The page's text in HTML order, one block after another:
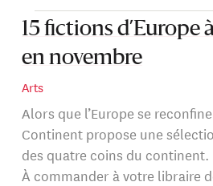
15 fictions d’Europe
en novembre
Arts
Alors que l’Europe se
Continent propose une
des quatre coins du continent.
À commander à votre libraire